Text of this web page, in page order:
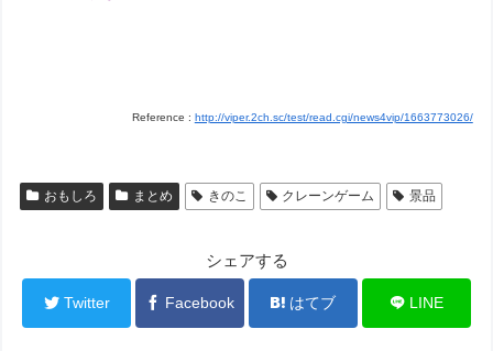
Reference : http://viper.2ch.sc/test/read.cgi/news4vip/1663773026/
おもしろ まとめ きのこ クレーンゲーム 景品
シェアする
Twitter Facebook はてブ LINE